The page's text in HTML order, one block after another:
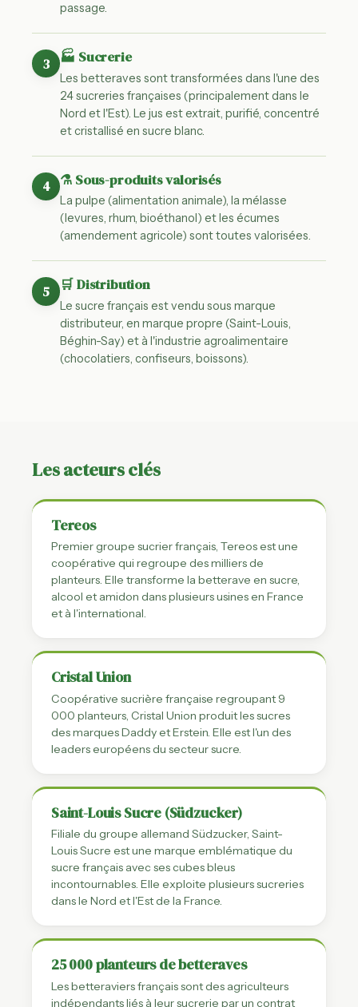
passage.
3 🏭 Sucrerie
Les betteraves sont transformées dans l'une des
24 sucreries françaises (principalement dans le
Nord et l'Est). Le jus est extrait, purifié, concentré
et cristallisé en sucre blanc.
4 ⚗️ Sous-produits valorisés
La pulpe (alimentation animale), la mélasse
(levures, rhum, bioéthanol) et les écumes
(amendement agricole) sont toutes valorisées.
5 🛒 Distribution
Le sucre français est vendu sous marque
distributeur, en marque propre (Saint-Louis,
Béghin-Say) et à l'industrie agroalimentaire
(chocolatiers, confiseurs, boissons).
Les acteurs clés
Tereos
Premier groupe sucrier français, Tereos est une
coopérative qui regroupe des milliers de
planteurs. Elle transforme la betterave en sucre,
alcool et amidon dans plusieurs usines en France
et à l'international.
Cristal Union
Coopérative sucrière française regroupant 9
000 planteurs, Cristal Union produit les sucres
des marques Daddy et Erstein. Elle est l'un des
leaders européens du secteur sucre.
Saint-Louis Sucre (Südzucker)
Filiale du groupe allemand Südzucker, Saint-
Louis Sucre est une marque emblématique du
sucre français avec ses cubes bleus
incontournables. Elle exploite plusieurs sucreries
dans le Nord et l'Est de la France.
25 000 planteurs de betteraves
Les betteraviers français sont des agriculteurs
indépendants liés à leur sucrerie par un contrat